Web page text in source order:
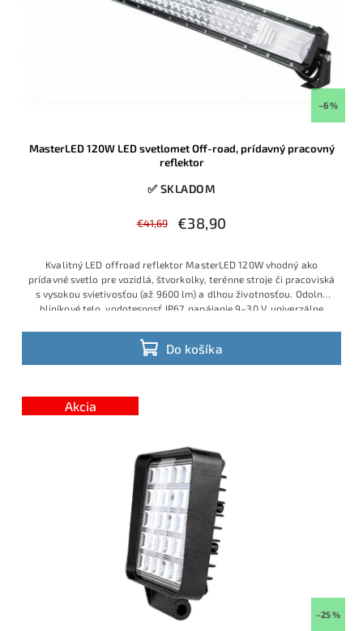
–6 %
MasterLED 120W LED svetlomet Off-road, prídavný pracovný
reflektor
✅ SKLADOM
€41,69 €38,90
Do košíka
Kvalitný LED offroad reflektor MasterLED 120W vhodný ako
prídavné svetlo pre vozidlá, štvorkolky, terénne stroje či pracoviská
s vysokou svietivosťou (až 9600 lm) a dlhou životnosťou. Odolné
hliníkové telo, vodotesnosť IP67, napájanie 9–30 V, univerzálne
Akcia
–25 %